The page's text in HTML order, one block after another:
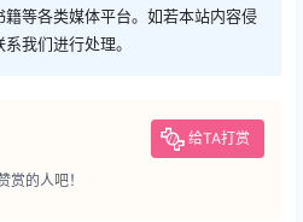
等各类媒体平台。如若本站内容侵
我们进行处理。
给TA打赏
赏的人吧！